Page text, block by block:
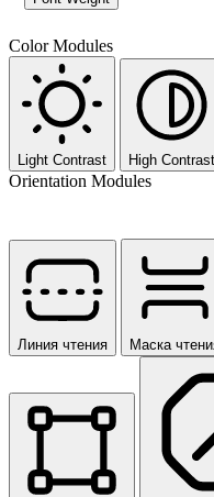
Color Modules
Light Contrast High Contrast
Orientation Modules
Линия чтения Маска